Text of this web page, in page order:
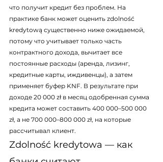
что получит кредит без проблем. На
практике банк может оценить zdolność
kredytową существенно ниже ожидаемой,
потому что учитывает только часть
контрактного дохода, вычитает все
постоянные расходы (аренда, лизинг,
кредитные карты, иждивенцы), а затем
применяет буфер KNF. В результате при
доходе 20 000 zł в месяц одобренная сумма
кредита может составить 400 000–500 000
zł, а не 700 000–800 000 zł, на которые
рассчитывал клиент.
Zdolność kredytowa — как